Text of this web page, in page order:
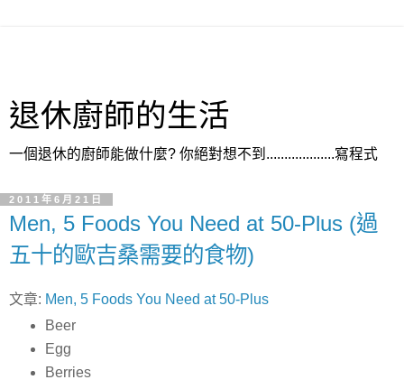
退休廚師的生活
一個退休的廚師能做什麼? 你絕對想不到...................寫程式
2011年6月21日
Men, 5 Foods You Need at 50-Plus (過
五十的歐吉桑需要的食物)
文章: Men, 5 Foods You Need at 50-Plus
Beer
Egg
Berries